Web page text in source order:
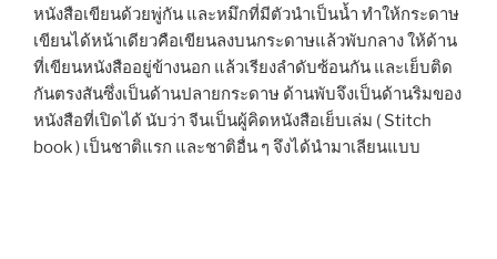
หนังสือเขียนด้วยพู่กัน และหมึกที่มีตัวนำเป็นน้ำ ทำให้กระดาษ
เขียนได้หน้าเดียวคือเขียนลงบนกระดาษแล้วพับกลาง ให้ด้าน
ที่เขียนหนังสืออยู่ข้างนอก แล้วเรียงลำดับซ้อนกัน และเย็บติด
กันตรงสันซึ่งเป็นด้านปลายกระดาษ ด้านพับจึงเป็นด้านริมของ
หนังสือที่เปิดได้ นับว่า จีนเป็นผู้คิดหนังสือเย็บเล่ม ( Stitch
book ) เป็นชาติแรก และชาติอื่น ๆ จึงได้นำมาเลียนแบบ